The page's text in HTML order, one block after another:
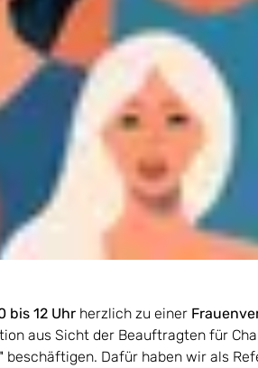
bis 12 Uhr herzlich zu einer
aus Sicht der Beauftragten für
beschäftigen. Dafür haben wir als